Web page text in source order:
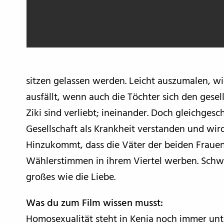
sitzen gelassen werden. Leicht auszumalen,
ausfällt, wenn auch die Töchter sich den
Ziki sind verliebt; ineinander. Doch
Gesellschaft als Krankheit verstanden und
Hinzukommt, dass die Väter der beiden
Wählerstimmen in ihrem Viertel werben.
großes wie die Liebe.
Was du zum Film wissen musst:
Homosexualität steht in Kenia noch immer